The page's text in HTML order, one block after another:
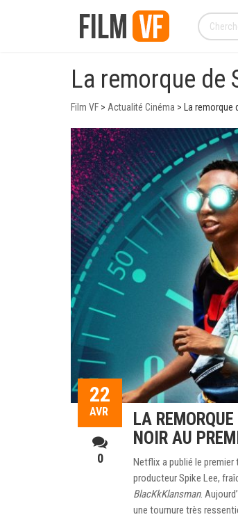
La remorque de
Film VF > Actualité Cinéma > La
22
AVR
0
LA
NOIR AU
Netflix a publié le
producteur Spike Lee,
BlacKkKlansman.
une tournure très